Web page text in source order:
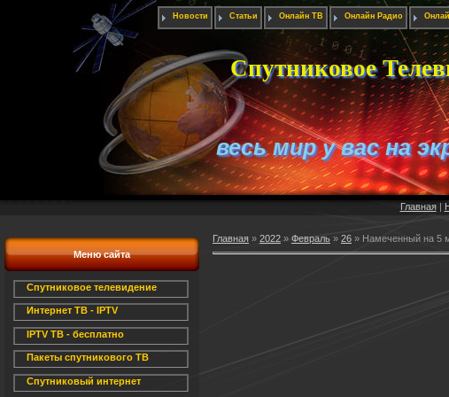
Новости Статьи Онлайн ТВ Онлайн Радио
Спутниковое
весь мир у вас на
Главная|
Меню сайта
Спутниковое телевидение
Интернет ТВ - IPTV
IPTV ТВ - бесплатно
Пакеты спутникового ТВ
Спутниковый интернет
Главная » 2022 » Февраль » 26 » Намеченный на 5